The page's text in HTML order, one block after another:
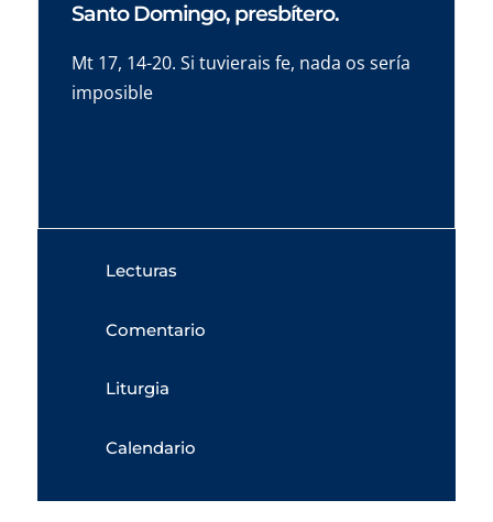
Santo Domingo, presbítero.
Mt 17, 14-20. Si tuvierais fe, nada os sería
imposible
Lecturas
Comentario
Liturgia
Calendario